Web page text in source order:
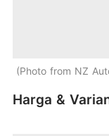
Photo from NZ
Harga &